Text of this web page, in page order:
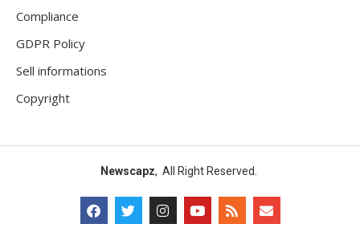
Compliance
GDPR Policy
Sell informations
Copyright
Newscapz, All Right Reserved.